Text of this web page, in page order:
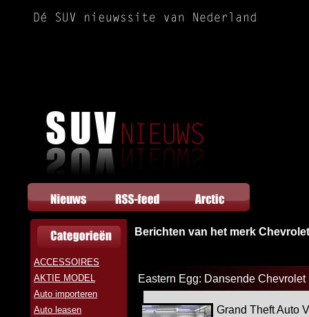
ACCESSOIRES
AKTIE MODEL
Auto importeren
Auto leasen
Berichten van het merk Chevrolet
Eastern Egg: Dansende
Grand Theft Auto